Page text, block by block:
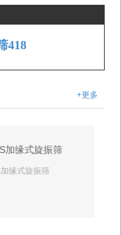
418
+更多
加缘式旋振筛
缘式旋振筛